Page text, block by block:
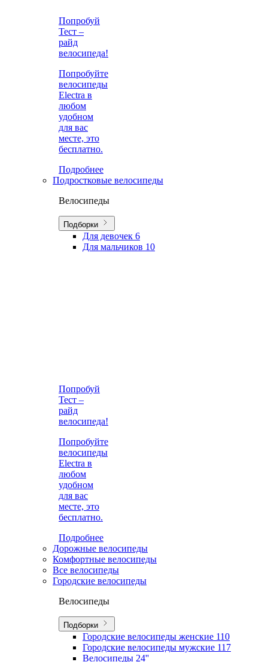
Попробуй
Тест –
райд
велосипеда!
Попробуйте
велосипеды
Electra в
любом
удобном
для вас
месте, это
бесплатно.
Подробнее
Подростковые велосипеды
Велосипеды
Подборки
Для девочек 6
Для мальчиков 10
Попробуй
Тест –
райд
велосипеда!
Попробуйте
велосипеды
Electra в
любом
удобном
для вас
месте, это
бесплатно.
Подробнее
Дорожные велосипеды
Комфортные велосипеды
Все велосипеды
Городские велосипеды
Велосипеды
Подборки
Городские велосипеды женские 110
Городские велосипеды мужские 117
Велосипеды 24''